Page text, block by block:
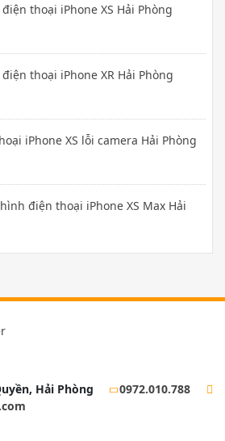
thoại iPhone XS Hải Phòng
thoại iPhone XR Hải Phòng
iPhone XS lỗi camera Hải Phòng
điện thoại iPhone XS Max Hải
Hải Phòng
0972.010.788